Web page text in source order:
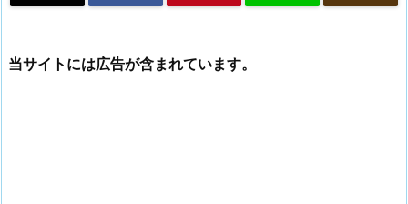
当サイトには広告が含まれています。